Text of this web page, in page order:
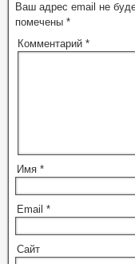
Ваш адрес email не
помечены *
Комментарий *
Имя *
Email *
Сайт